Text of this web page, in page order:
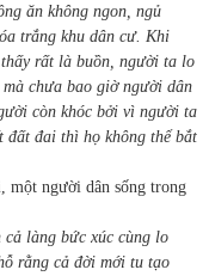
ăn không ngon, ngủ
trắng khu dân cư. Khi
rất là buồn, người ta lo
chưa bao giờ người dân
còn khóc bởi vì người ta
đất đai thì họ không thể bắt
một người dân sống trong
làng bức xúc cùng lo
rằng cả đời mới tu tạo